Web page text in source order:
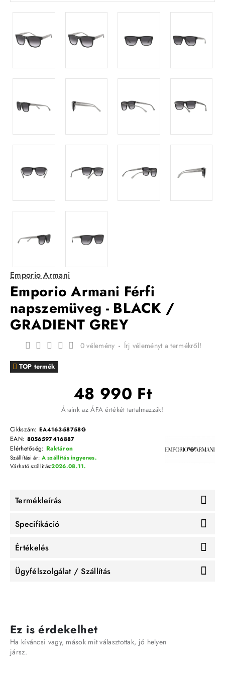
Emporio Armani
Emporio Armani Férfi
napszemüveg - BLACK /
GRADIENT GREY
TOP termék
0 vélemény - Írj véleményt a termékről!
48 990 Ft
Áraink az ÁFA értékét tartalmazzák!
Cikkszám: EA4163-58758G
EAN: 8056597416887
Elérhetőség: Raktáron
Várható szállítás:2026.08.11.
Szállítási ár: A szállítás ingyenes.
Termékleírás
Specifikáció
Értékelés
Ügyfélszolgálat / Szállítás
Ez is érdekelhet
Ha kíváncsi vagy, mások mit választottak, jó helyen
jársz.